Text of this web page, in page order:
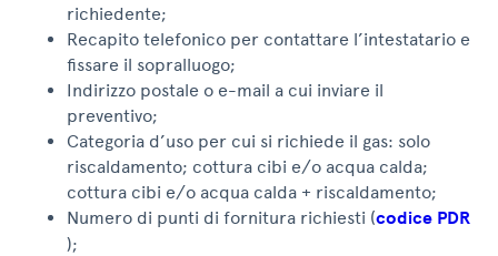
richiedente;
Recapito telefonico per contattare l’intestatario e
fissare il sopralluogo;
Indirizzo postale o e-mail a cui inviare il
preventivo;
Categoria d’uso per cui si richiede il gas: solo
riscaldamento; cottura cibi e/o acqua calda;
cottura cibi e/o acqua calda + riscaldamento;
Numero di punti di fornitura richiesti (codice PDR
);